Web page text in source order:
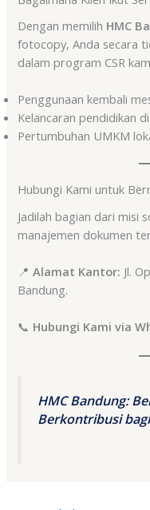
Dengan memilih HMC
fotocopy, Anda secara
dalam program CSR
Penggunaan kembali
Kelancaran pendidikan
Pertumbuhan UMKM
Hubungi Kami untuk
Jadilah bagian dari misi
manajemen dokumen
📍Alamat Kantor: Jl.
Bandung.
📞 Hubungi Kami via
HMC Bandung:
Berkontribusi